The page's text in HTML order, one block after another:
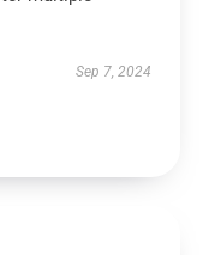
Sep 7, 2024